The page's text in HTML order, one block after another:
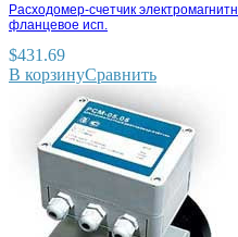
Расходомер-счетчик
фланцевое исп.
$431.69
В корзинуСравнить